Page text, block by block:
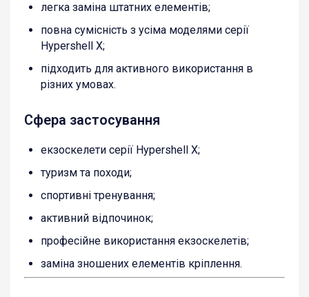
легка заміна штатних елементів;
повна сумісність з усіма моделями серії
Hypershell X;
підходить для активного використання в
різних умовах.
Сфера застосування
екзоскелети серії Hypershell X;
туризм та походи;
спортивні тренування;
активний відпочинок;
професійне використання екзоскелетів;
заміна зношених елементів кріплення.